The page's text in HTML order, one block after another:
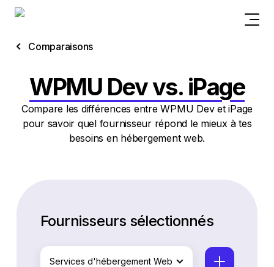
Comparaisons
WPMU Dev vs. iPage
Compare les différences entre WPMU Dev et iPage
pour savoir quel fournisseur répond le mieux à tes
besoins en hébergement web.
Fournisseurs sélectionnés
Services d'hébergement Web